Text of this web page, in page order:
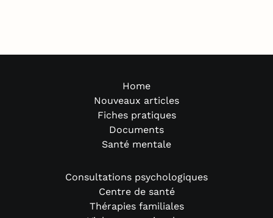
Home
Nouveaux articles
Fiches pratiques
Documents
Santé mentale
Consultations psychologiques
Centre de santé
Thérapies familiales